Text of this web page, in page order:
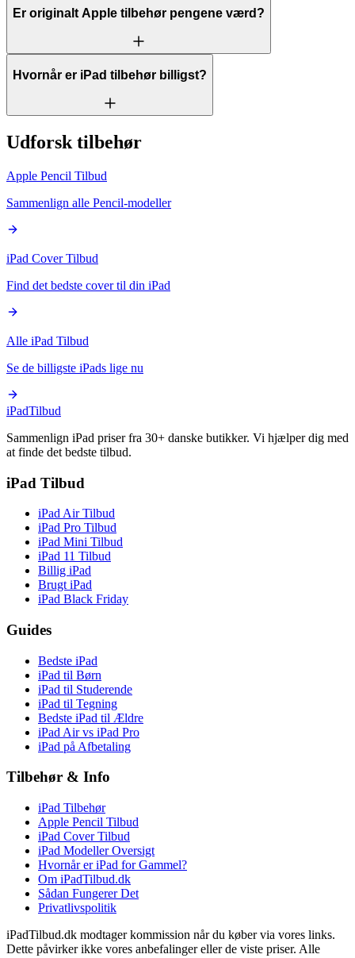
Er originalt Apple tilbehør pengene værd?
Hvornår er iPad tilbehør billigst?
Udforsk tilbehør
Apple Pencil Tilbud
Sammenlign alle Pencil-modeller
iPad Cover Tilbud
Find det bedste cover til din iPad
Alle iPad Tilbud
Se de billigste iPads lige nu
iPadTilbud
Sammenlign iPad priser fra 30+ danske butikker. Vi hjælper dig med
at finde det bedste tilbud.
iPad Tilbud
iPad Air Tilbud
iPad Pro Tilbud
iPad Mini Tilbud
iPad 11 Tilbud
Billig iPad
Brugt iPad
iPad Black Friday
Guides
Bedste iPad
iPad til Børn
iPad til Studerende
iPad til Tegning
Bedste iPad til Ældre
iPad Air vs iPad Pro
iPad på Afbetaling
Tilbehør & Info
iPad Tilbehør
Apple Pencil Tilbud
iPad Cover Tilbud
iPad Modeller Oversigt
Hvornår er iPad for Gammel?
Om iPadTilbud.dk
Sådan Fungerer Det
Privatlivspolitik
iPadTilbud.dk modtager kommission når du køber via vores links.
Dette påvirker ikke vores anbefalinger eller de viste priser. Alle